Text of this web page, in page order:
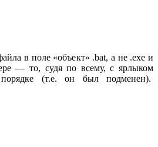
в поле «объект» .bat, а не .exe и
— то, судя по всему, с ярлыком
(т.е. он был подменен).